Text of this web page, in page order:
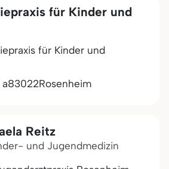
für Kinder und
für Kinder und
83022Rosenheim
Reitz
und Jugendmedizin